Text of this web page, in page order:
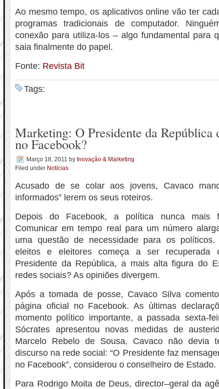
Ao mesmo tempo, os aplicativos online vão ter
programas tradicionais de computador.
conexão para utiliza-los – algo fundamental para
saia finalmente do papel.
Fonte: Revista Bit
Tags:
Marketing: O Presidente da República
no Facebook?
Março 18, 2011 by Inovação & Marketing
Filed under Notícias
Acusado de se colar aos jovens, Cavaco
informados” lerem os seus roteiros.
Depois do Facebook, a política nunca mais
Comunicar em tempo real para um número
uma questão de necessidade para os políticos.
eleitos e eleitores começa a ser recuperada
Presidente da República, a mais alta figura do
redes sociais? As opiniões divergem.
Após a tomada de posse, Cavaco Silva
página oficial no Facebook. As últimas
momento político importante, a passada sexta-
Sócrates apresentou novas medidas de
Marcelo Rebelo de Sousa, Cavaco não devia
discurso na rede social: “O Presidente faz
no Facebook”, considerou o conselheiro de Estado.
Para Rodrigo Moita de Deus, director–geral da